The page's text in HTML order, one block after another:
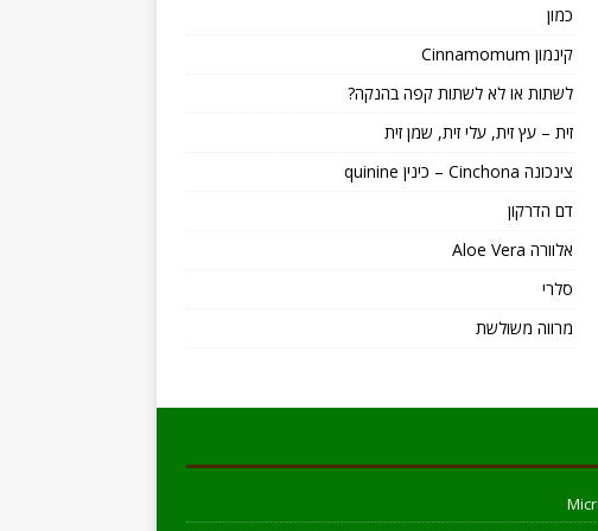
כמון
קינמון Cinnamomum
לשתות או לא לשתות קפה בהנקה?
זית – עץ זית, עלי זית, שמן זית
צינכונה Cinchona – כינין quinine
דם הדרקון
אלוורה Aloe Vera
סלרי
מרווה משולשת